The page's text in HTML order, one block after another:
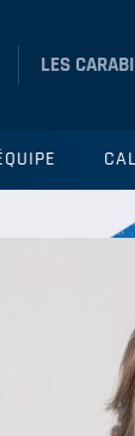
LES